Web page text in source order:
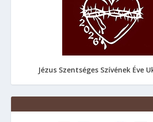
Jézus Szentséges Szívének Éve